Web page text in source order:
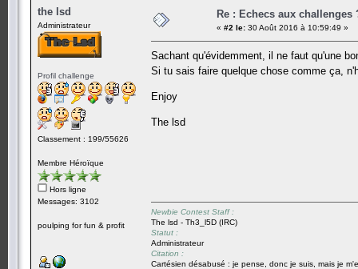
the lsd
Administrateur
Profil challenge
Classement : 199/55626
Membre Héroïque
Hors ligne
Messages: 3102
poulping for fun & profit
Re : Echecs aux challenges
« #2 le: 30 Août 2016 à 10:59:49 »
Sachant qu'évidemment, il ne faut qu'une
Si tu sais faire quelque chose comme ça,
Enjoy
The lsd
Newbie Contest Staff :
The lsd - Th3_l5D (IRC)
Statut :
Administrateur
Citation :
Cartésien désabusé : je pense, donc je suis, mais je